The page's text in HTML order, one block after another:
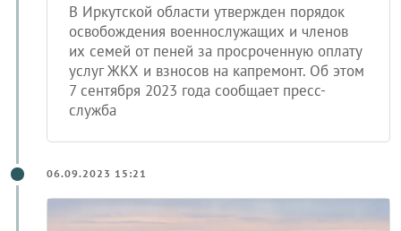
В Иркутской области утвержден порядок
освобождения военнослужащих и членов
их семей от пеней за просроченную оплату
услуг ЖКХ и взносов на капремонт. Об этом
7 сентября 2023 года сообщает пресс-
служба
06.09.2023 15:21